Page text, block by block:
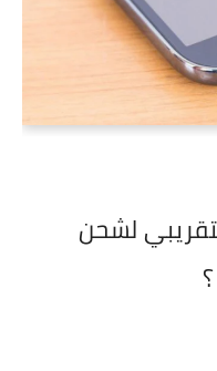
لشحن